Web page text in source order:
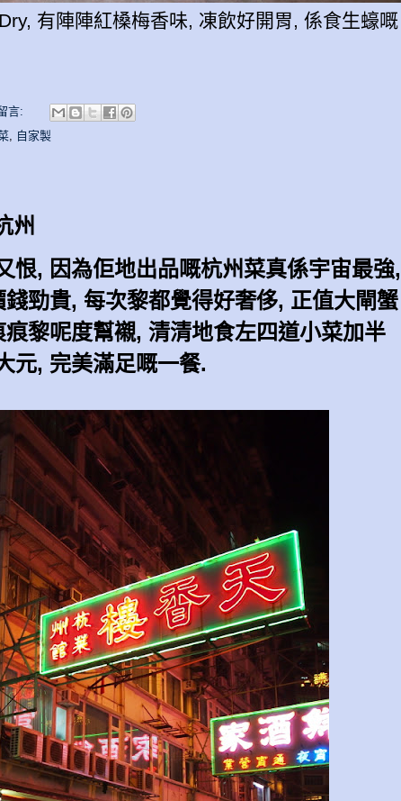
有陣陣紅槡梅香味, 凍飲好開胃, 係食生蠔嘅
言:
, 自家製
州
恨, 因為佢地出品嘅杭州菜真係宇宙最強,
勁貴, 每次黎都覺得好奢侈, 正值大閘蟹
黎呢度幫襯, 清清地食左四道小菜加半
元, 完美滿足嘅一餐.